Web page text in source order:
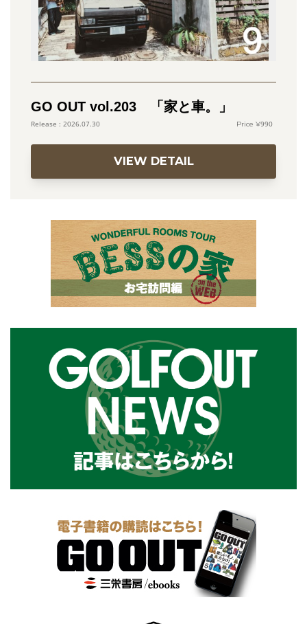
GO OUT vol.203 「家と車。」
2026.07.30 990
VIEW DETAIL